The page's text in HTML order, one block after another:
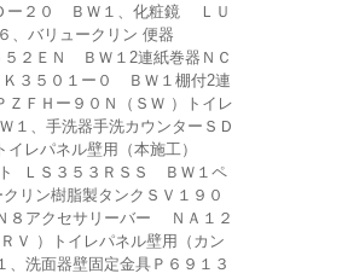
ー２０ ＢＷ１、化粧鏡 ＬＵ
０６、バリュークリン 便器
２ＥＮ ＢＷ１2連紙巻器ＮＣ
３５０１ー０ ＢＷ１棚付2連
ＦＨー９０Ｎ（ＳＷ ）トイレ
１、手洗器手洗カウンターＳＤ
イレパネル壁用（本施工）
ＬＳ３５３ＲＳＳ ＢＷ１ペ
リン樹脂製タンクＳＶ１９０
８アクセサリーバー ＮＡ１２
Ｖ ）トイレパネル壁用（カン
洗面器壁固定金具Ｐ６９１３